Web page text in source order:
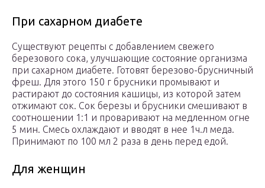
При сахарном диабете
Существуют рецепты с добавлением свежего
березового сока, улучшающие состояние организма
при сахарном диабете. Готовят березово-брусничный
фреш. Для этого 150 г брусники промывают и
растирают до состояния кашицы, из которой затем
отжимают сок. Сок березы и брусники смешивают в
соотношении 1:1 и проваривают на медленном огне
5 мин. Смесь охлаждают и вводят в нее 1ч.л меда.
Принимают по 100 мл 2 раза в день перед едой.
Для женщин